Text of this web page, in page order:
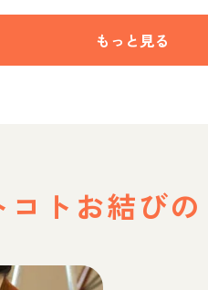
もっと見る
コトお結びの